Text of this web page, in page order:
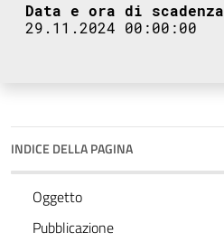
Data e ora di scadenza
29.11.2024 00:00:00
INDICE DELLA PAGINA
Oggetto
Pubblicazione